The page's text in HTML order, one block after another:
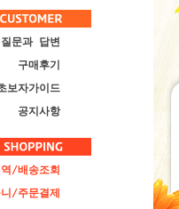
질문과 답변
구매후기
보자가이드
공지사항
/배송조회
/주문결제